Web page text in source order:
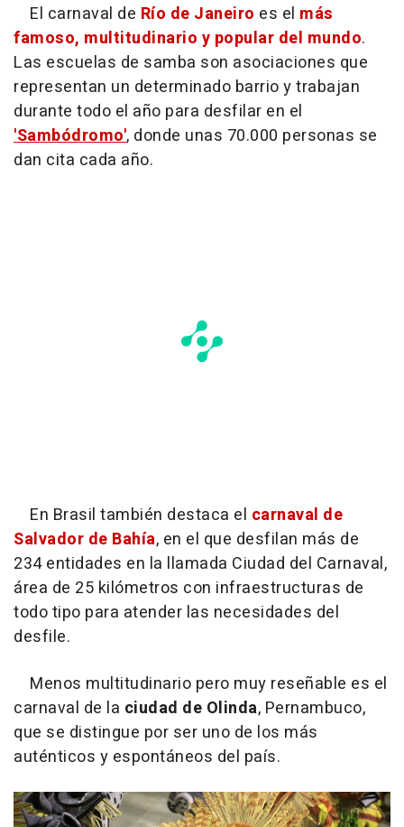
El carnaval de Río de Janeiro es el más
famoso, multitudinario y popular del mundo.
Las escuelas de samba son asociaciones que
representan un determinado barrio y trabajan
durante todo el año para desfilar en el
'Sambódromo', donde unas 70.000 personas se
dan cita cada año.
En Brasil también destaca el carnaval de
Salvador de Bahía, en el que desfilan más de
234 entidades en la llamada Ciudad del Carnaval,
área de 25 kilómetros con infraestructuras de
todo tipo para atender las necesidades del
desfile.
Menos multitudinario pero muy reseñable es el
carnaval de la ciudad de Olinda, Pernambuco,
que se distingue por ser uno de los más
auténticos y espontáneos del país.